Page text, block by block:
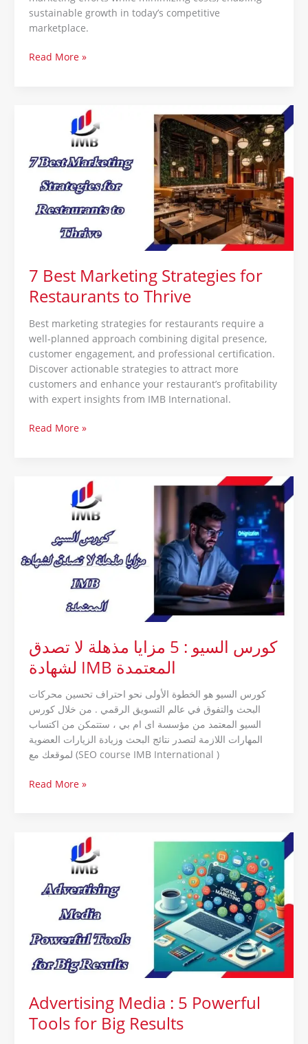
sustainable growth in today’s competitive
marketplace.
Read More »
7 Best Marketing Strategies for
Restaurants to Thrive
Best marketing strategies for restaurants require a
well-planned approach combining digital presence,
customer engagement, and professional certification.
Discover actionable strategies to attract more
customers and enhance your restaurant’s profitability
with expert insights from IMB International.
Marketing
Strategies
for
Restaurants
Thrive
Read More »
كورس السيو : 5 مزايا مذهلة لا تصدق
لشهادة IMB المعتمدة
كورس السيو هو الخطوة الأولى نحو احتراف تحسين محركات
البحث والتفوق في عالم التسويق الرقمي . من خلال كورس
السيو المعتمد من مؤسسة اى ام بي ، ستتمكن من اكتساب
المهارات اللازمة لتصدر نتائج البحث وزيادة الزيارات العضوية
لموقعك مع (SEO course IMB International )
مذهلة
Read More »
Advertising Media : 5 Powerful
Tools for Big Results
Powerful
Big
Results